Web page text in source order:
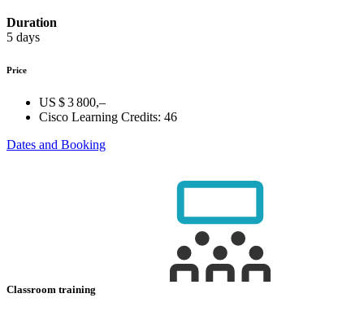
Duration
5 days
Price
US $ 3 800,–
Cisco Learning Credits: 46
Dates and Booking
Classroom training